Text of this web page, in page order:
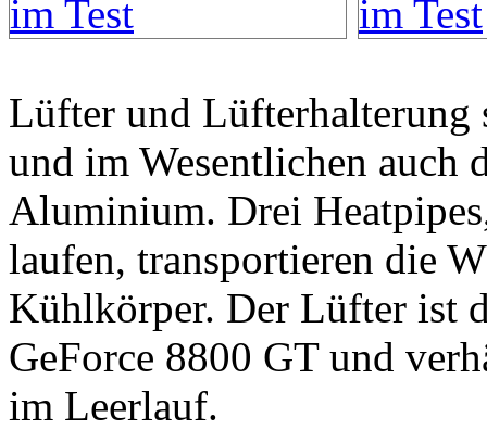
Lüfter und Lüfterhalterung
und im Wesentlichen auch
Aluminium. Drei
laufen, transportieren die
Kühlkörper. Der Lüfter ist
GeForce 8800 GT und
im Leerlauf.